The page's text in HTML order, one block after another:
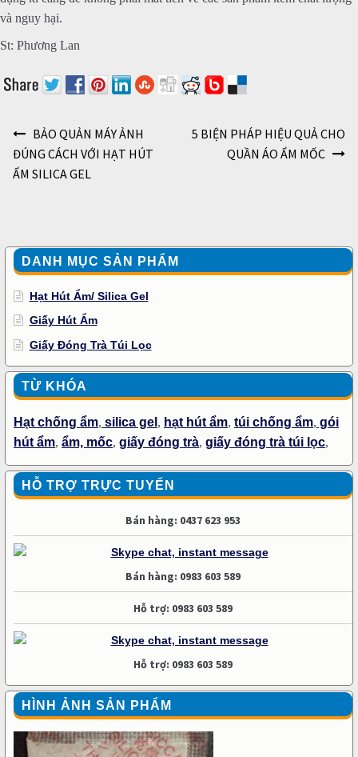
và nguy hại.
St: Phương Lan
Điều hướng bài viết
BẢO QUẢN MÁY ẢNH
ĐÚNG CÁCH VỚI HẠT HÚT
ẨM SILICA GEL
5 BIỆN PHÁP HIỆU QUẢ CHO
QUẦN ÁO ẨM MỐC
DANH MỤC SẢN PHẨM
Hạt Hút Ẩm/ Silica Gel
Giấy Hút Ẩm
Giấy Đóng Trà Túi Lọc
TỪ KHÓA
Hạt chống ẩm, silica gel , hạt hút ẩm, túi chống ẩm, gói
hút ẩm, ẩm, mốc, giấy đóng trà, giấy đóng trà túi lọc,
HỖ TRỢ TRỰC TUYẾN
Bán hàng: 0437 623 953
Bán hàng: 0983 603 589
Hỗ trợ: 0983 603 589
Hỗ trợ: 0983 603 589
HÌNH ẢNH SẢN PHẨM